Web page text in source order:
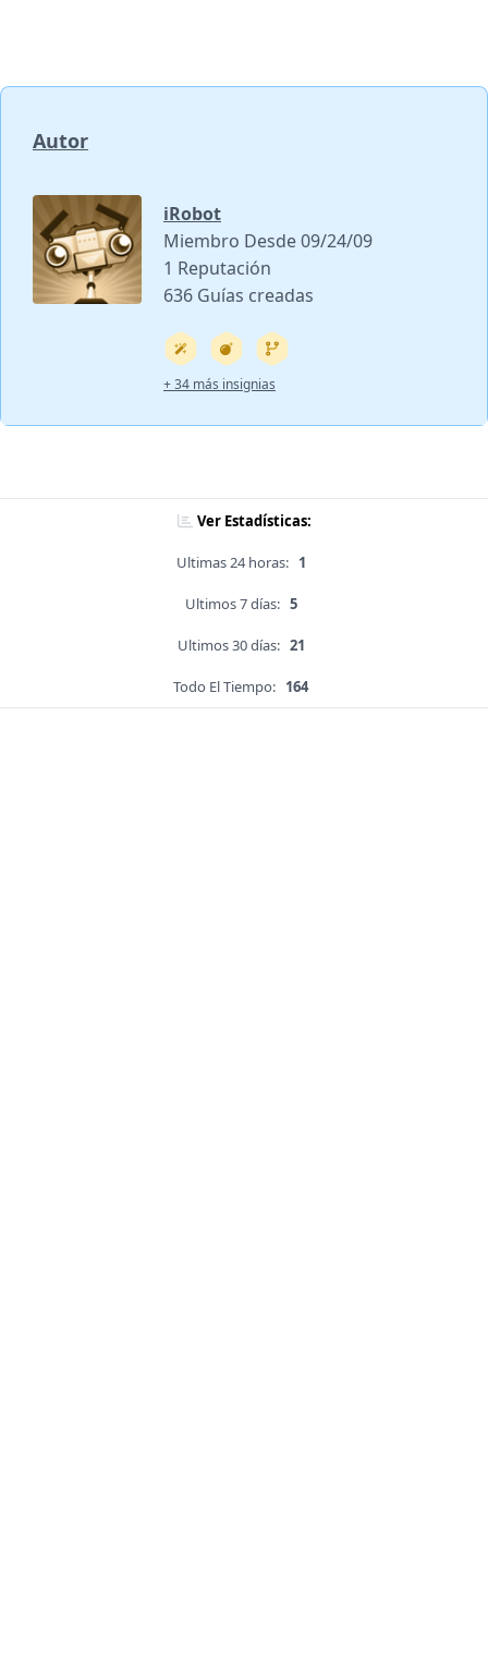
Autor
iRobot
Miembro Desde 09/24/09
1 Reputación
636 Guías creadas
+ 34 más insignias
Ver Estadísticas:
Ultimas 24 horas: 1
Ultimos 7 días: 5
Ultimos 30 días: 21
Todo El Tiempo: 164